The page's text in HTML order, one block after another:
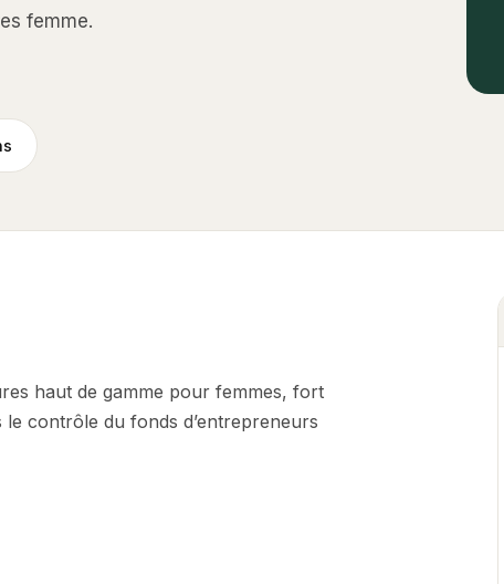
femme.
haut de gamme pour femmes, fort
contrôle du fonds d’entrepreneurs